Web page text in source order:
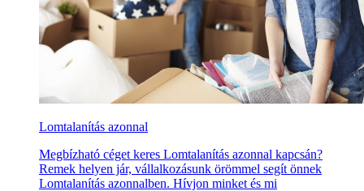
Lomtalanítás azonnal
Megbízható céget keres Lomtalanítás azonnal kapcsán?
Remek helyen jár, vállalkozásunk örömmel segít önnek
Lomtalanítás azonnalben. Hívjon minket és mi